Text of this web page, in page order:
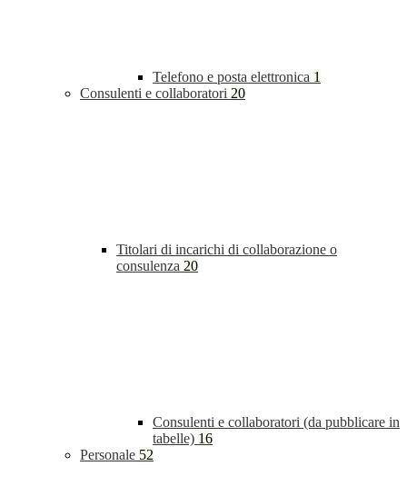
Telefono e posta elettronica 1
Consulenti e collaboratori 20
Titolari di incarichi di collaborazione o
consulenza 20
Consulenti e collaboratori (da pubblicare in
tabelle) 16
Personale 52